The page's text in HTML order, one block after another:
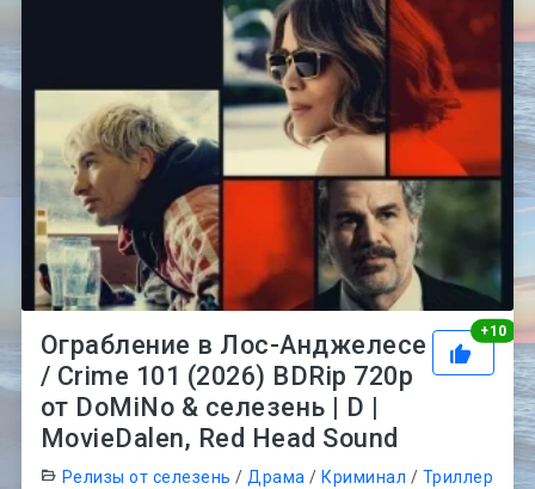
+10
Ограбление в Лос-Анджелесе
/ Crime 101 (2026) BDRip 720p
от DoMiNo & селезень | D |
MovieDalen, Red Head Sound
Релизы от селезень / Драма / Криминал / Триллер